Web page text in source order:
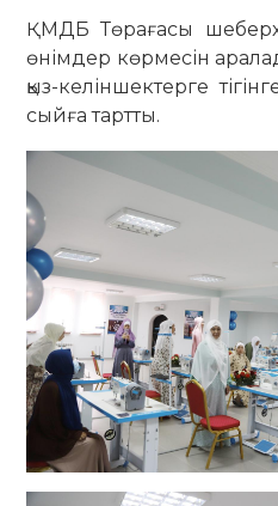
ҚМДБ Төрағасы
өнімдер көрмесін
қыз-келіншектерге
сыйға тартты.